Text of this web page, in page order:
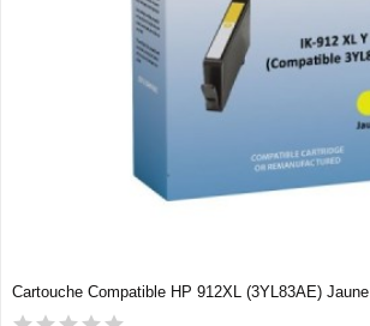
Cartouche Compatible HP 912XL (3YL83AE) Jaune